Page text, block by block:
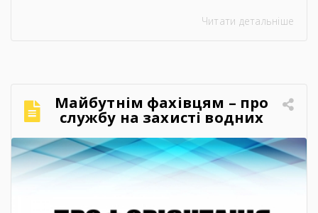
правила, потребуючи вмотивованих і
обрати, де знайти перше робоче місце та як
правильно налагодити контакт із майбутніми
роботодавцями. Саме з метою допомогти
молоді […]
Читати детальніше
Майбутнім фахівцям – про
службу на захисті водних